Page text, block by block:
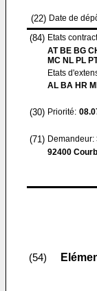
(22) Date de
(84) Etats
AT BE BG
MC NL PL
Etats
AL BA HR
(30) Priorité:
(71) Demandeur:
92400
(54)